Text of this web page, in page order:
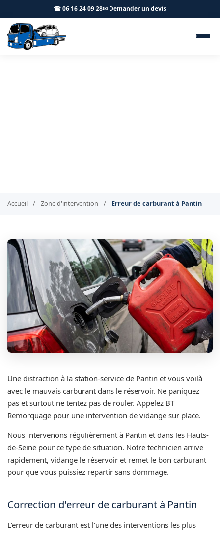
☎ 06 16 24 09 28✉ Demander un devis
Accueil / Zone d'intervention / Erreur de carburant à Pantin
Une distraction à la station-service de Pantin et vous voilà
avec le mauvais carburant dans le réservoir. Ne paniquez
pas et surtout ne tentez pas de rouler. Appelez BT
Remorquage pour une intervention de vidange sur place.
Nous intervenons régulièrement à Pantin et dans les Hauts-
de-Seine pour ce type de situation. Notre technicien arrive
rapidement, vidange le réservoir et remet le bon carburant
pour que vous puissiez repartir sans dommage.
Correction d'erreur de carburant à Pantin
L'erreur de carburant est l'une des interventions les plus